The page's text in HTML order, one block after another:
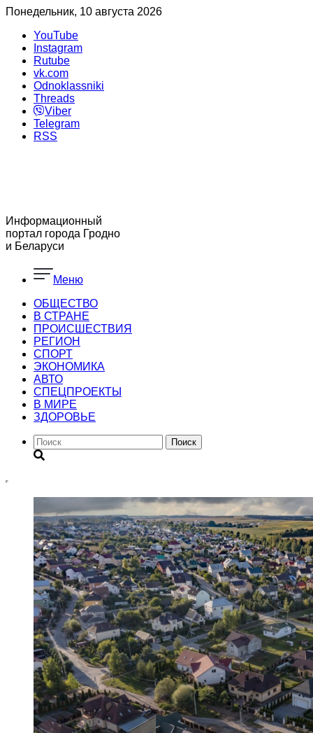
Понедельник, 10 августа 2026
YouTube
Instagram
Rutube
vk.com
Odnoklassniki
Threads
Viber
Telegram
RSS
Информационный
портал города Гродно
и Беларуси
Меню
ОБЩЕСТВО
В СТРАНЕ
ПРОИСШЕСТВИЯ
РЕГИОН
CПОРТ
ЭКОНОМИКА
АВТО
СПЕЦПРОЕКТЫ
В МИРЕ
ЗДОРОВЬЕ
Поиск